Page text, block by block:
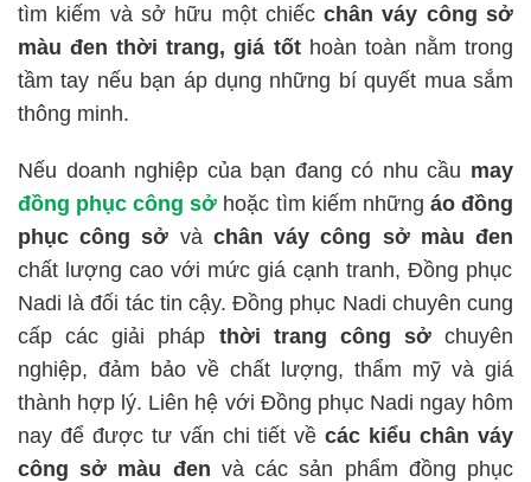
tìm kiếm và sở hữu một chiếcchân váy công sở
màu đen thời trang, giá tốthoàn toàn nằm trong
tầm tay nếu bạn áp dụng những bí quyết mua sắm
thông minh.
Nếu doanh nghiệp của bạn đang có nhu cầu may
đồng phục công sở hoặc tìm kiếm những áo đồng
phục công sở và chân váy công sở màu đen
chất lượng cao với mức giá cạnh tranh, Đồng phục
Nadi là đối tác tin cậy. Đồng phục Nadi chuyên cung
cấp các giải pháp thời trang công sởchuyên
nghiệp, đảm bảo về chất lượng, thẩm mỹ và giá
thành hợp lý. Liên hệ với Đồng phục Nadi ngay hôm
nay để được tư vấn chi tiết vềcác kiểu chân váy
công sở màu đen và các sản phẩm đồng phục